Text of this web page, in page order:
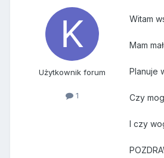
Użytkownik forum
1
Witam
Mam
Planuje
Czy
I czy